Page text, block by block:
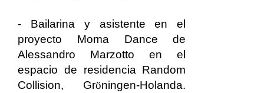
- Bailarina y asistente en el
proyecto Moma Dance de
Alessandro Marzotto en el
espacio de residencia Random
Collision, Gröningen-Holanda.